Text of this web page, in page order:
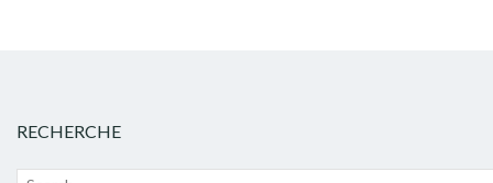
RECHERCHE